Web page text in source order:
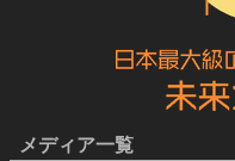
メディア一覧